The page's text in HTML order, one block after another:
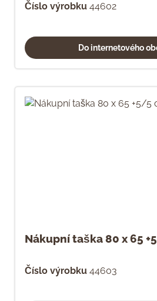
Číslo výrobku 44602
Do internetového
Nákupní taška 80 x 65
Číslo výrobku 44603